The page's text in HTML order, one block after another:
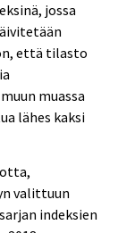
jossa
että tilasto
muassa
lähes kaksi
valittuun
indeksien